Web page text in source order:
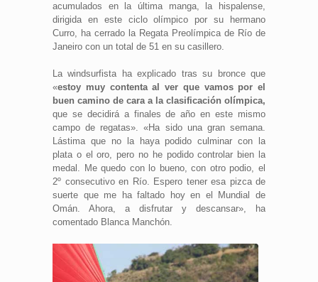
acumulados en la última manga, la hispalense,
dirigida en este ciclo olímpico por su hermano
Curro, ha cerrado la Regata Preolímpica de Río de
Janeiro con un total de 51 en su casillero.
La windsurfista ha explicado tras su bronce que
«estoy muy contenta al ver que vamos por el
buen camino de cara a la clasificación olímpica,
que se decidirá a finales de año en este mismo
campo de regatas». «Ha sido una gran semana.
Lástima que no la haya podido culminar con la
plata o el oro, pero no he podido controlar bien la
medal. Me quedo con lo bueno, con otro podio, el
2º consecutivo en Río. Espero tener esa pizca de
suerte que me ha faltado hoy en el Mundial de
Omán. Ahora, a disfrutar y descansar», ha
comentado Blanca Manchón.